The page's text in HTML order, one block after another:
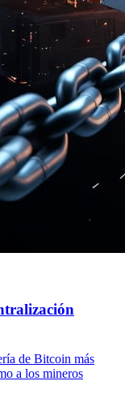
de Bitcoin más
a los mineros